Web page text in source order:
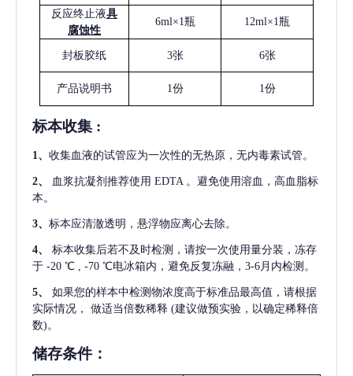
反应终止液具
腐蚀性
6ml×1瓶 12ml×1瓶
封板胶纸 3张 6张
产品说明书 1份 1份
标本收集 :
1 、 收集血液的试管应为一次性的无热原，无内毒素试管。
2、 血浆抗凝剂推荐使用 EDTA 。避免使用溶血，高血脂标
本。
3、 标本应清澈透明，悬浮物应离心去除。
4、
标本收集后若不及时检测，请按一次使用量分装，冻存
于 -20 ℃ , -70 ℃电冰箱内，避免反复冻融，3-6月内检测。
5、
如果您的样本中检测物浓度高于标准品最高值，请根据
实际情况，
做适当倍数稀释 (建议做预实验，以确定稀释倍
数)。
储存条件：